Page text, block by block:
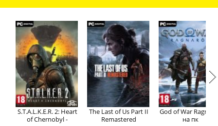
Регистрация Вход
S.T.A.L.K.E.R. 2: Heart
of Chernobyl -
The Last of Us Part II
Remastered
God of War
на пк